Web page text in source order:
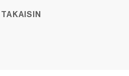
TAKAISIN